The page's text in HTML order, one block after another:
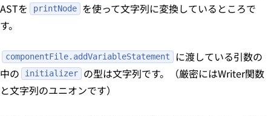
ASTを
printNode
を使って文字列に変換しているところで
す。
componentFile.addVariableStatement
に渡している引数の
中の
initializer
の型は文字列です。（厳密にはWriter関数
と文字列のユニオンです）